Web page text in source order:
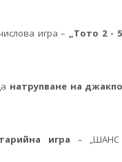
игра – „Тото 2 -
натрупване на
игра –